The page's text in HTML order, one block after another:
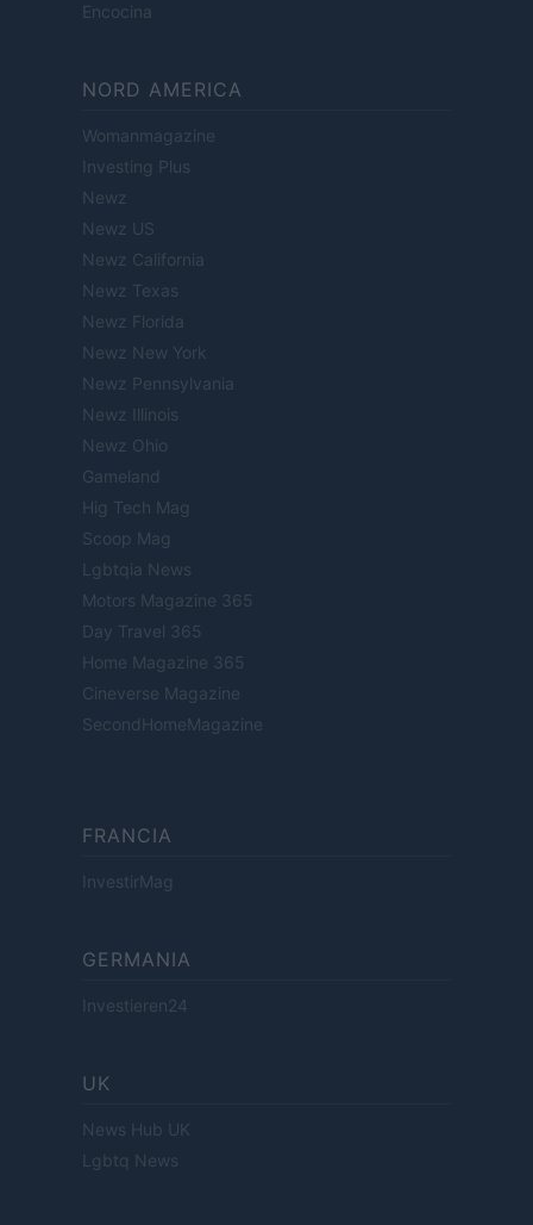
Encocina
NORD AMERICA
Womanmagazine
Investing Plus
Newz
Newz US
Newz California
Newz Texas
Newz Florida
Newz New York
Newz Pennsylvania
Newz Illinois
Newz Ohio
Gameland
Hig Tech Mag
Scoop Mag
Lgbtqia News
Motors Magazine 365
Day Travel 365
Home Magazine 365
Cineverse Magazine
SecondHomeMagazine
FRANCIA
InvestirMag
GERMANIA
Investieren24
UK
News Hub UK
Lgbtq News